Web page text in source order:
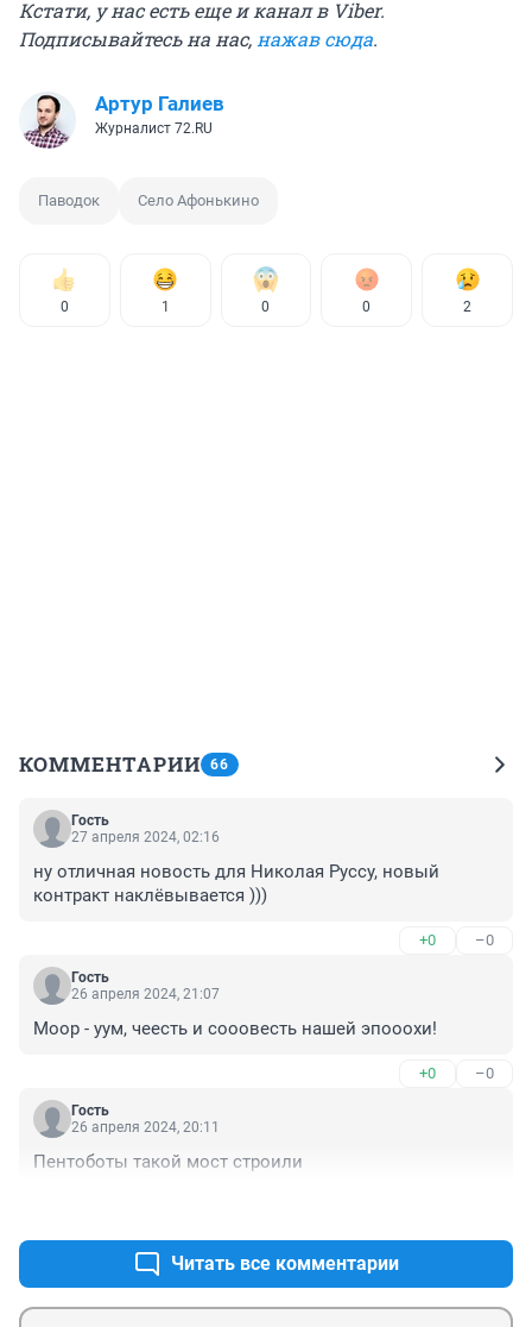
Кстати, у нас есть еще и канал в Viber.
Подписывайтесь на нас, нажав сюда.
Артур Галиев
Журналист 72.RU
Паводок Село Афонькино
0 1 0 0 2
КОММЕНТАРИИ 66
Гость
27 апреля 2024, 02:16
ну отличная новость для Николая Руссу, новый
контракт наклёвывается )))
+0 –0
Гость
26 апреля 2024, 21:07
Моор - уум, чеесть и сооовесть нашей эпооохи!
+0 –0
Гость
26 апреля 2024, 20:11
Пентоботы такой мост строили
Читать все комментарии